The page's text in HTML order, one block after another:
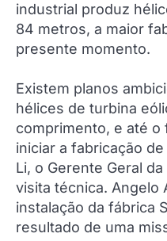
industrial produz
84 metros, a maior
presente momento.
Existem planos
hélices de turbina
comprimento, e até
iniciar a fabricação
Li, o Gerente Geral
visita técnica. Angelo
instalação da fábrica
resultado de uma